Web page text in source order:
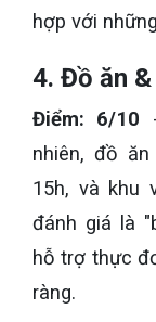
hợp với
4. Đồ ăn
Điểm: 6/10
nhiên, đồ
15h, và khu
đánh giá là
hỗ trợ thực
ràng.